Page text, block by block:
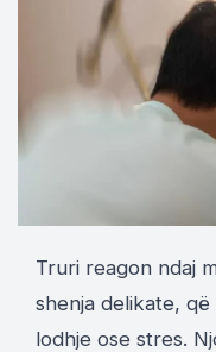
Truri reagon ndaj
shenja delikate,
lodhje ose stres.